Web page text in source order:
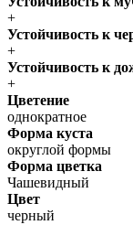
+
Устойчивость к
+
Устойчивость к
+
Цвeтение
однократное
Форма куста
округлой формы
Форма цветка
Чашевидный
Цвет
черный